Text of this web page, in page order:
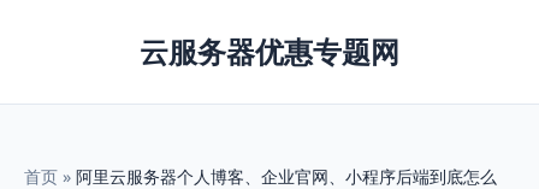
云服务器优惠专题网
首页 » 阿里云服务器个人博客、企业官网、小程序后端到底怎么